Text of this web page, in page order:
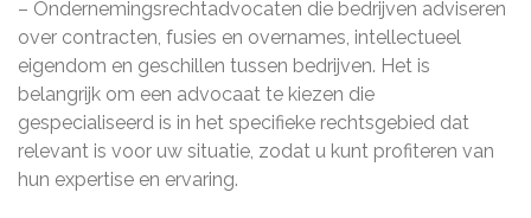
– Ondernemingsrechtadvocaten die bedrijven adviseren
over contracten, fusies en overnames, intellectueel
eigendom en geschillen tussen bedrijven. Het is
belangrijk om een advocaat te kiezen die
gespecialiseerd is in het specifieke rechtsgebied dat
relevant is voor uw situatie, zodat u kunt profiteren van
hun expertise en ervaring.